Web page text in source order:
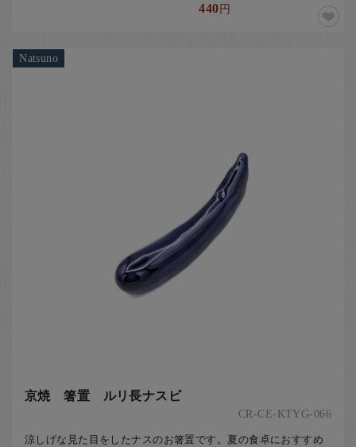
440円
Natsuno
京焼 箸置 ルリ長ナスビ
CR-CE-KTYG-066
涼しげな見た目をしたナスのお箸置です。夏の食卓におすすめ